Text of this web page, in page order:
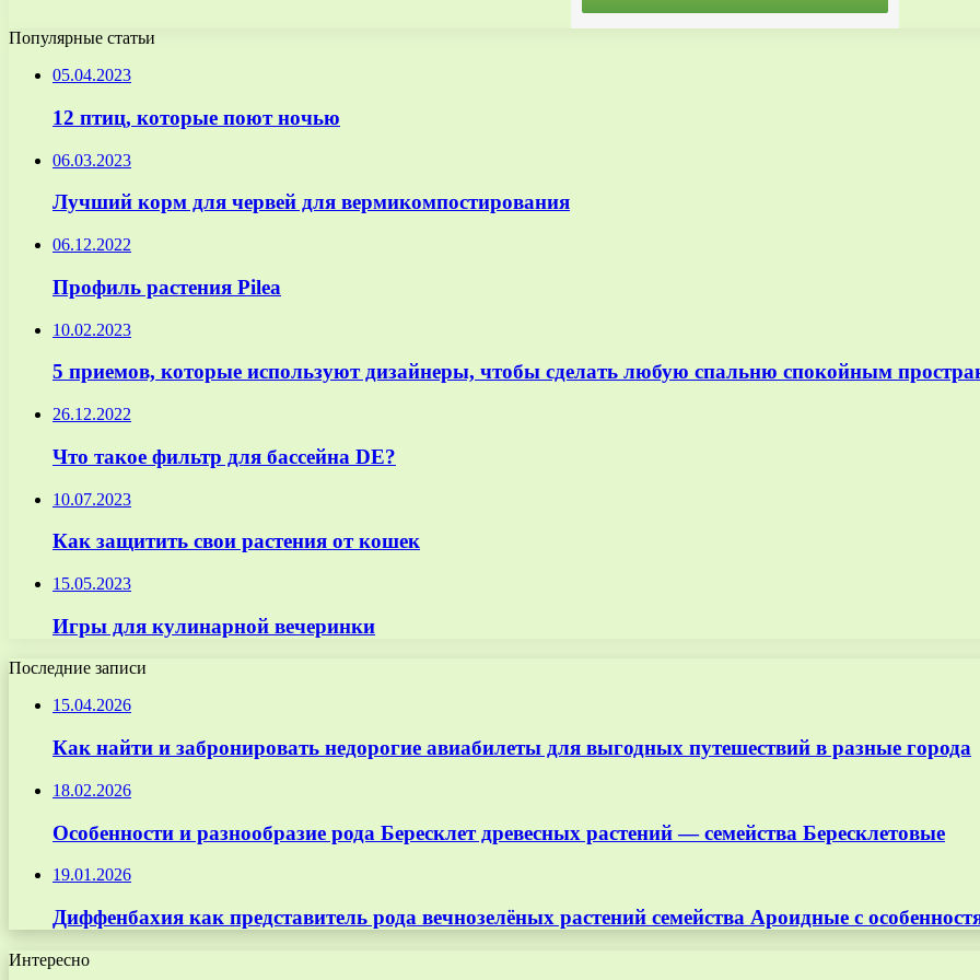
Популярные статьи
05.04.2023
12 птиц, которые поют ночью
06.03.2023
Лучший корм для червей для вермикомпостирования
06.12.2022
Профиль растения Pilea
10.02.2023
5 приемов, которые используют дизайнеры, чтобы сделать любую спальню спокойным
26.12.2022
Что такое фильтр для бассейна DE?
10.07.2023
Как защитить свои растения от кошек
15.05.2023
Игры для кулинарной вечеринки
Последние записи
15.04.2026
Как найти и забронировать недорогие авиабилеты для выгодных путешествий в разные города
18.02.2026
Особенности и разнообразие рода Бересклет древесных растений — семейства Бересклетовые
19.01.2026
Диффенбахия как представитель рода вечнозелёных растений семейства Ароидные с
Интересно